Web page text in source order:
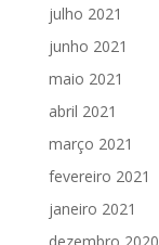
julho 2021
junho 2021
maio 2021
abril 2021
março 2021
fevereiro 2021
janeiro 2021